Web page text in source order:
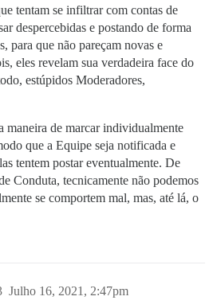
tentam se infiltrar com contas de
despercebidas e postando de forma
para que não pareçam novas e
eles revelam sua verdadeira face do
estúpidos Moderadores,
maneira de marcar individualmente
que a Equipe seja notificada e
tentem postar eventualmente. De
Conduta, tecnicamente não podemos
se comportem mal, mas, até lá, o
Julho 16, 2021, 2:47pm